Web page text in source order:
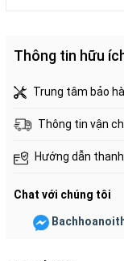
Thông tin hữu
Trung tâm bảo
Thông tin vận
Hướng dẫn
Chat với chúng tôi